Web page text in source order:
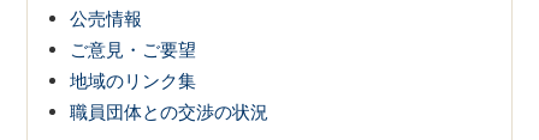
公売情報
ご意見・ご要望
地域のリンク集
職員団体との交渉の状況